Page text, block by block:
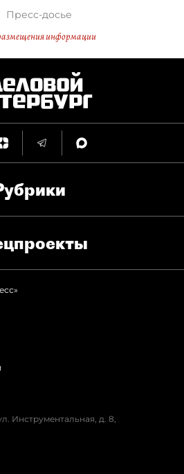
Пресс-досье
информации
Инструментальная, д. 8,